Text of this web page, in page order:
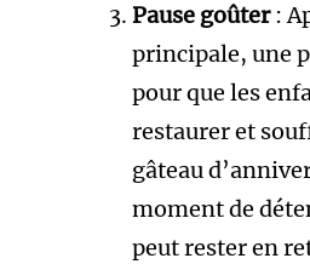
Pause goûter:
principale, une
pour que les
restaurer et
gâteau
moment de
peut rester en